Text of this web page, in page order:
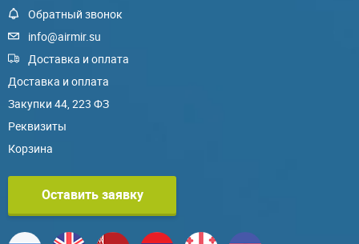
Обратный звонок
info@airmir.su
Доставка и оплата
Доставка и оплата
Закупки 44, 223 ФЗ
Реквизиты
Корзина
Оставить заявку